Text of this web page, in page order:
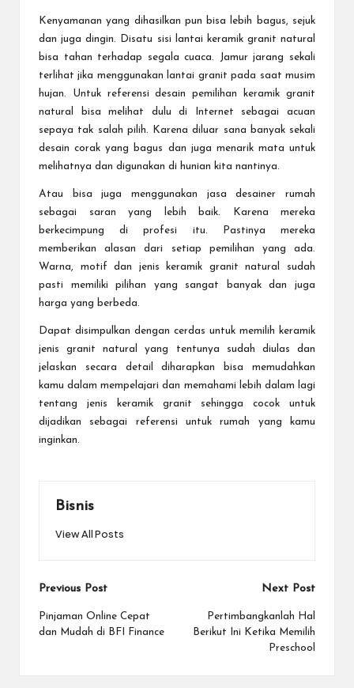
Kenyamanan yang dihasilkan pun bisa lebih bagus, sejuk
dan juga dingin. Disatu sisi lantai keramik granit natural
bisa tahan terhadap segala cuaca. Jamur jarang sekali
terlihat jika menggunakan lantai granit pada saat musim
hujan. Untuk referensi desain pemilihan keramik granit
natural bisa melihat dulu di Internet sebagai acuan
sepaya tak salah pilih. Karena diluar sana banyak sekali
desain corak yang bagus dan juga menarik mata untuk
melihatnya dan digunakan di hunian kita nantinya.
Atau bisa juga menggunakan jasa desainer rumah
sebagai saran yang lebih baik. Karena mereka
berkecimpung di profesi itu. Pastinya mereka
memberikan alasan dari setiap pemilihan yang ada.
Warna, motif dan jenis keramik granit natural sudah
pasti memiliki pilihan yang sangat banyak dan juga
harga yang berbeda.
Dapat disimpulkan dengan cerdas untuk memilih keramik
jenis granit natural yang tentunya sudah diulas dan
jelaskan secara detail diharapkan bisa memudahkan
kamu dalam mempelajari dan memahami lebih dalam lagi
tentang jenis keramik granit sehingga cocok untuk
dijadikan sebagai referensi untuk rumah yang kamu
inginkan.
Bisnis
View All Posts
Post
navigation
Previous Post
Pinjaman Online Cepat
dan Mudah di BFI Finance
Next Post
Pertimbangkanlah Hal
Berikut Ini Ketika Memilih
Preschool